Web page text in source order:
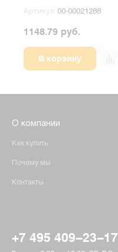
Артикул 00-00021288
1148.79 руб.
В корзину
О компании
Как купить
Почему мы
Контакты
+7 495 409-23-17